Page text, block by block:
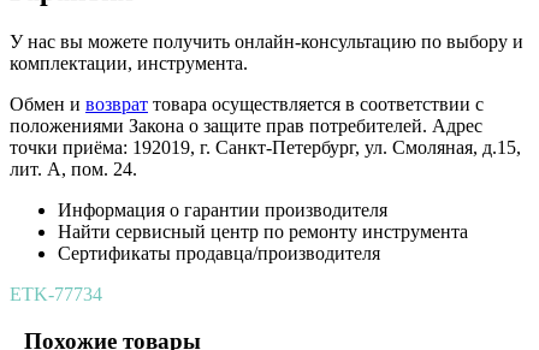
У нас вы можете получить онлайн-консультацию по выбору и
комплектации, инструмента.
Обмен и возврат товара осуществляется в соответствии с
положениями Закона о защите прав потребителей. Адрес
точки приёма: 192019, г. Санкт-Петербург, ул. Смоляная, д.15,
лит. А, пом. 24.
Информация о гарантии производителя
Найти сервисный центр по ремонту инструмента
Сертификаты продавца/производителя
ETK-77734
Похожие товары